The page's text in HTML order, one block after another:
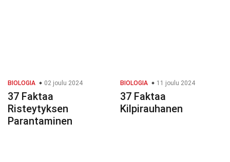
BIOLOGIA 02 joulu 2024
37 Faktaa
Risteytyksen
Parantaminen
BIOLOGIA 11 joulu 2024
37 Faktaa
Kilpirauhanen